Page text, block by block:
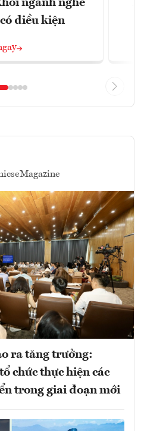
ngành nghề
điều kiện
eMagazine
ra tăng trưởng:
chức thực hiện các
trong giai đoạn mới